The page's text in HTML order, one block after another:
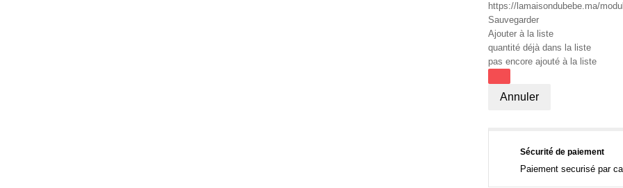
https://lamaisondubebe.ma/
Sauvegarder
Ajouter à la liste
quantité déjà dans la liste
pas encore ajouté à la liste
Annuler
Sécurité de paiement
Paiement securisé par